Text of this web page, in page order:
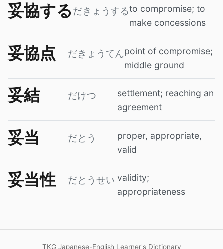
妥協する だきょうするto compromise; to
make concessions
妥協点 だきょうてんpoint of compromise;
middle ground
妥結 だけつ
settlement; reaching an
agreement
妥当 だとう
proper, appropriate,
valid
妥当性 だとうせい validity;
appropriateness
TKG Japanese-English Learner's Dictionary